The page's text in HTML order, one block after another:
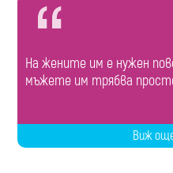
На жените им е нужен
мъжете им трябва
Виж